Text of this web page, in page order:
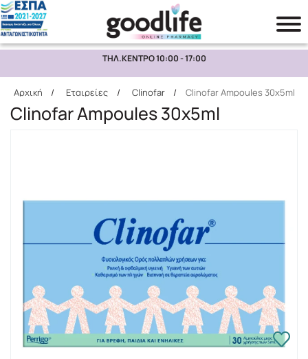
Αναζήτηση
ΤΗΛ.ΚΕΝΤΡΟ 10:00 - 17:00
Αρχική / Εταιρείες / Clinofar / Clinofar Ampoules 30x5ml
Clinofar Ampoules 30x5ml